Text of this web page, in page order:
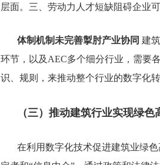
层面。三、劳动力人才短缺阻碍企业
体制机制未完善掣肘产业协同 建
环节，以及 AEC多个细分行业，需要
识、规则，来推动整个行业的数字化转
（三）推动建筑行业实现绿色
在利用数字化技术促进建筑业绿